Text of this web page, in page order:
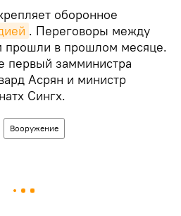
оборонное
. Переговоры между
в прошлом месяце.
первый замминистра
Асрян и министр
Сингх.
Вооружение